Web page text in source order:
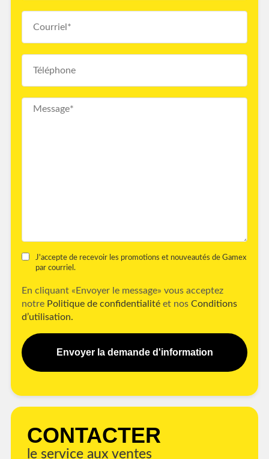
J'accepte de recevoir les promotions et nouveautés de Gamex
par courriel.
En cliquant «Envoyer le message» vous acceptez
notre Politique de confidentialité et nos Conditions
d’utilisation.
Envoyer la demande d'information
CONTACTER
le service aux ventes